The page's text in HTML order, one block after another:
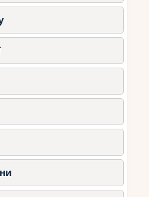
кешбек-сервіси–
платформи, такі як
Agoda, можна
та додаткові знижки.
часів для вигідного
Зниження цін,
та менший наплив
року ідеальною для
цьому бюджетної подорожі.
стежте за
райським